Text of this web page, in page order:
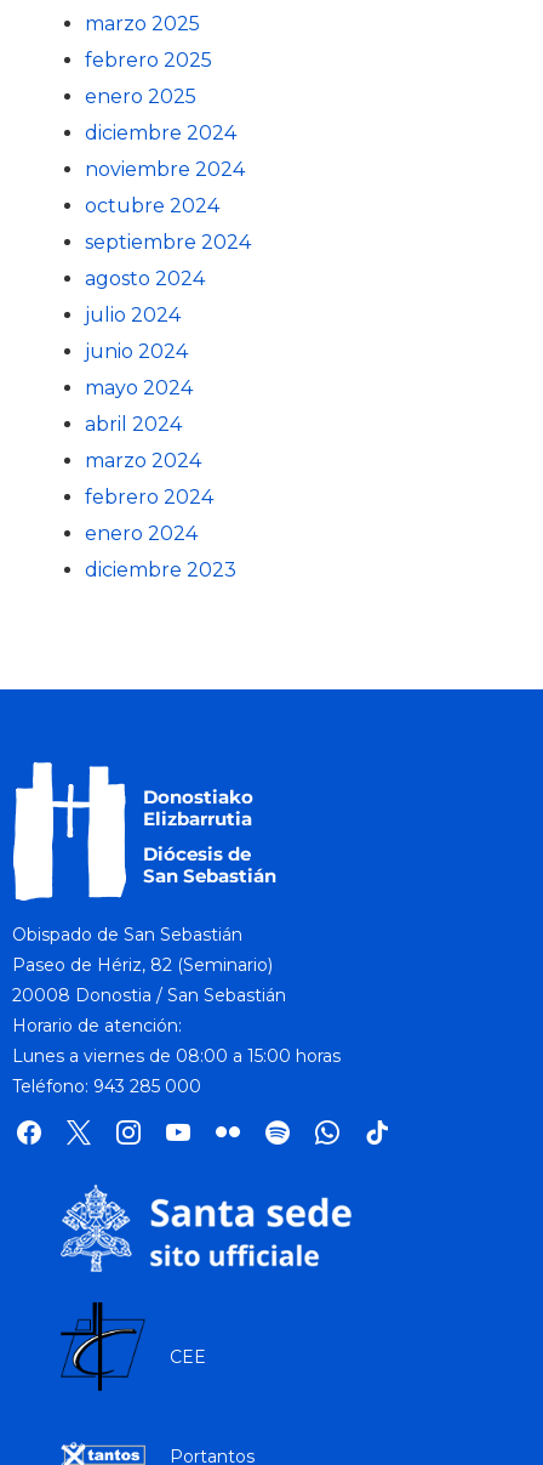
marzo 2025
febrero 2025
enero 2025
diciembre 2024
noviembre 2024
octubre 2024
septiembre 2024
agosto 2024
julio 2024
junio 2024
mayo 2024
abril 2024
marzo 2024
febrero 2024
enero 2024
diciembre 2023
Obispado de San Sebastián
Paseo de Hériz, 82 (Seminario)
20008 Donostia / San Sebastián
Horario de atención:
Lunes a viernes de 08:00 a 15:00 horas
Teléfono: 943 285 000
facebook
x instagramyoutube
flickr spotifywhatsapp
tik
CEE
Portantos